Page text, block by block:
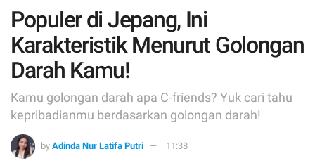
Populer di Jepang, Ini
Karakteristik Menurut Golongan
Darah Kamu!
Kamu golongan darah apa C-friends? Yuk cari tahu
kepribadianmu berdasarkan golongan darah!
by Adinda Nur Latifa Putri 11:38